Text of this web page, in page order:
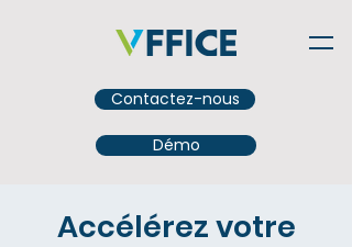
Contactez-nous
Démo
Accélérez votre